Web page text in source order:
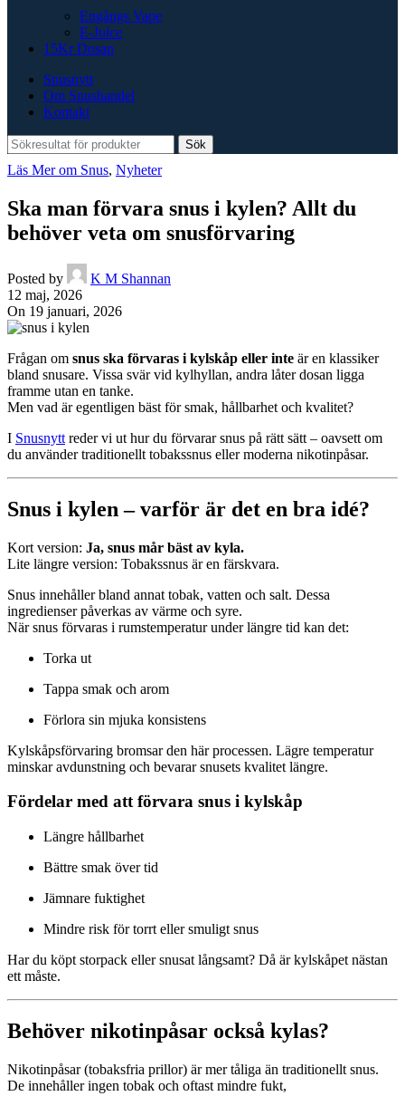
Engångs Vape
E-Juice
15Kr Dosan
Snusnytt
Om Snushandel
Kontakt
Sök
Läs Mer om Snus, Nyheter
Ska man förvara snus i kylen? Allt du
behöver veta om snusförvaring
Posted by
K M Shannan
12 maj, 2026
On 19 januari, 2026
Frågan om snus ska förvaras i kylskåp eller inte är en klassiker
bland snusare. Vissa svär vid kylhyllan, andra låter dosan ligga
framme utan en tanke.
Men vad är egentligen bäst för smak, hållbarhet och kvalitet?
I Snusnytt reder vi ut hur du förvarar snus på rätt sätt – oavsett om
du använder traditionellt tobakssnus eller moderna nikotinpåsar.
Snus i kylen – varför är det en bra idé?
Kort version: Ja, snus mår bäst av kyla.
Lite längre version: Tobakssnus är en färskvara.
Snus innehåller bland annat tobak, vatten och salt. Dessa
ingredienser påverkas av värme och syre.
När snus förvaras i rumstemperatur under längre tid kan det:
Torka ut
Tappa smak och arom
Förlora sin mjuka konsistens
Kylskåpsförvaring bromsar den här processen. Lägre temperatur
minskar avdunstning och bevarar snusets kvalitet längre.
Fördelar med att förvara snus i kylskåp
Längre hållbarhet
Bättre smak över tid
Jämnare fuktighet
Mindre risk för torrt eller smuligt snus
Har du köpt storpack eller snusat långsamt? Då är kylskåpet nästan
ett måste.
Behöver nikotinpåsar också kylas?
Nikotinpåsar (tobaksfria prillor) är mer tåliga än traditionellt snus.
De innehåller ingen tobak och oftast mindre fukt,